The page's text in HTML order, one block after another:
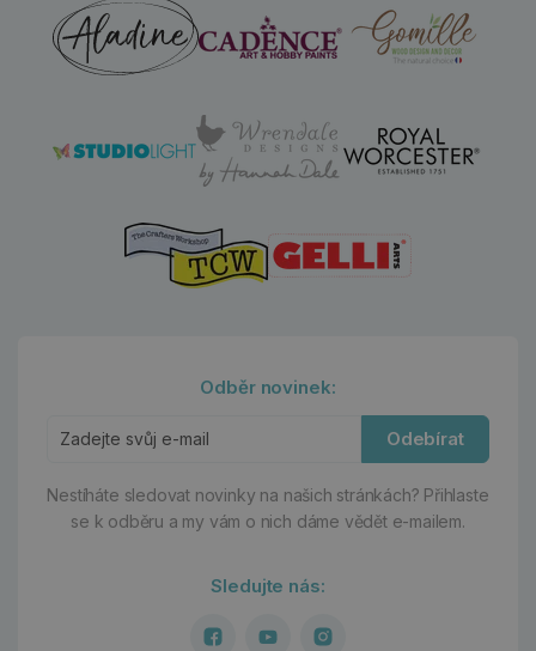
Odběr novinek:
Odebírat
Nestíháte sledovat novinky na našich stránkách? Přihlaste
se k odběru a my vám o nich dáme vědět e-mailem.
Sledujte nás: